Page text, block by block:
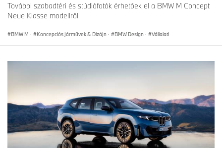
További szabadtéri és stúdiófotók érhetőek el a BMW M Concept
Neue Klasse modellről
BMW M · Koncepciós járművek & Dizájn · BMW Design · Vállalati